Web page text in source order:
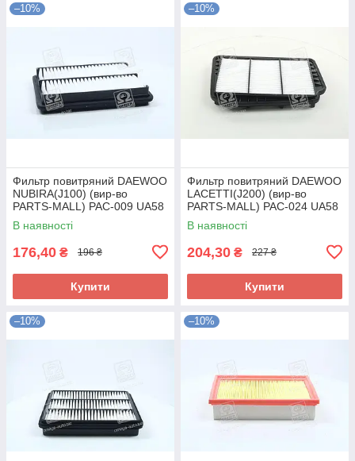
–10%
Фильтр повитряний DAEWOO
NUBIRA(J100) (вир-во
PARTS-MALL) PAC-009 UA58
В наявності
176,40 ₴ 196 ₴
Купити
–10%
Фильтр повитряний DAEWOO
LACETTI(J200) (вир-во
PARTS-MALL) PAC-024 UA58
В наявності
204,30 ₴ 227 ₴
Купити
–10% –10%